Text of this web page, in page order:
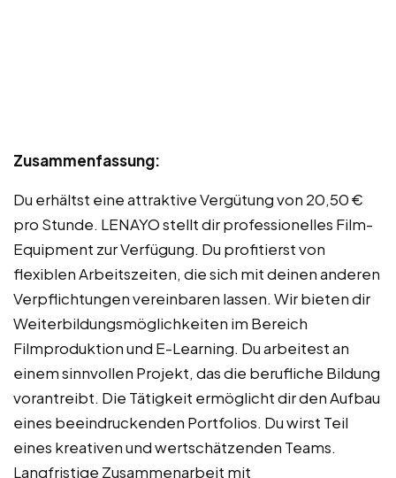
Zusammenfassung:
Du erhältst eine attraktive Vergütung von 20,50 €
pro Stunde. LENAYO stellt dir professionelles Film-
Equipment zur Verfügung. Du profitierst von
flexiblen Arbeitszeiten, die sich mit deinen anderen
Verpflichtungen vereinbaren lassen. Wir bieten dir
Weiterbildungsmöglichkeiten im Bereich
Filmproduktion und E-Learning. Du arbeitest an
einem sinnvollen Projekt, das die berufliche Bildung
vorantreibt. Die Tätigkeit ermöglicht dir den Aufbau
eines beeindruckenden Portfolios. Du wirst Teil
eines kreativen und wertschätzenden Teams.
Langfristige Zusammenarbeit mit